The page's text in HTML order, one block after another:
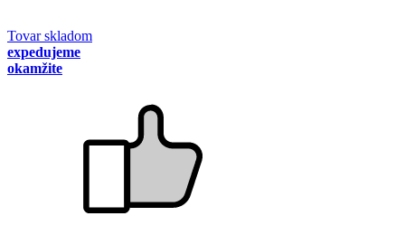
Tovar skladom
expedujeme
okamžite